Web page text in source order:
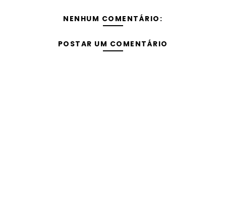
NENHUM COMENTÁRIO:
POSTAR UM COMENTÁRIO